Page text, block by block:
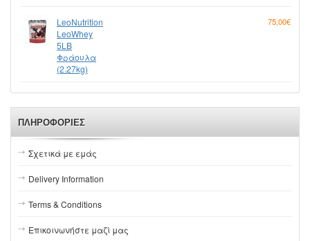
LeoNutrition
LeoWhey
5LB
Φράουλα
(2.27kg)
75,00€
ΠΛΗΡΟΦΟΡΊΕΣ
Σχετικά με εμάς
Delivery Information
Terms & Conditions
Επικοινωνήστε μαζί μας